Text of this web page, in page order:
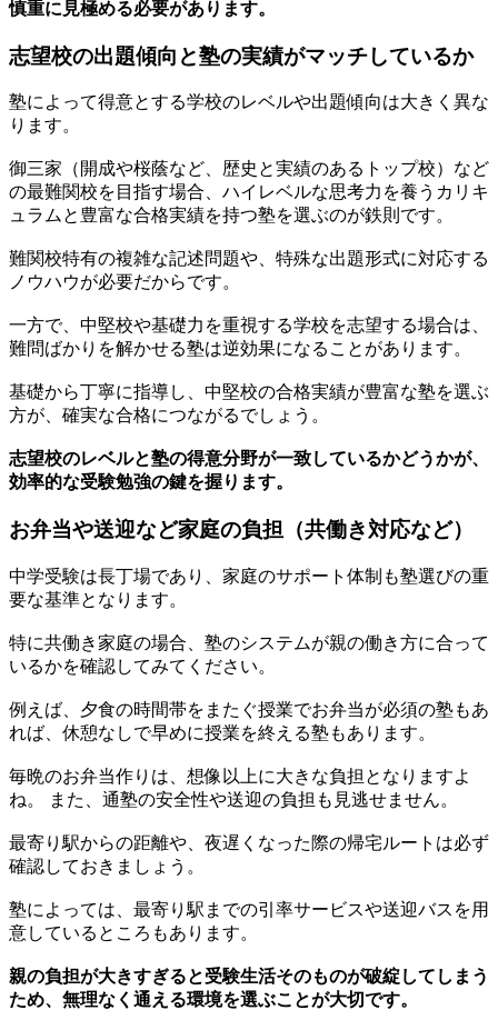
慎重に見極める必要があります。
志望校の出題傾向と塾の実績がマッチしているか
塾によって得意とする学校のレベルや出題傾向は大きく異な
ります。
御三家（開成や桜蔭など、歴史と実績のあるトップ校）など
の最難関校を目指す場合、ハイレベルな思考力を養うカリキ
ュラムと豊富な合格実績を持つ塾を選ぶのが鉄則です。
難関校特有の複雑な記述問題や、特殊な出題形式に対応する
ノウハウが必要だからです。
一方で、中堅校や基礎力を重視する学校を志望する場合は、
難問ばかりを解かせる塾は逆効果になることがあります。
基礎から丁寧に指導し、中堅校の合格実績が豊富な塾を選ぶ
方が、確実な合格につながるでしょう。
志望校のレベルと塾の得意分野が一致しているかどうかが、
効率的な受験勉強の鍵を握ります。
お弁当や送迎など家庭の負担（共働き対応など）
中学受験は長丁場であり、家庭のサポート体制も塾選びの重
要な基準となります。
特に共働き家庭の場合、塾のシステムが親の働き方に合って
いるかを確認してみてください。
例えば、夕食の時間帯をまたぐ授業でお弁当が必須の塾もあ
れば、休憩なしで早めに授業を終える塾もあります。
毎晩のお弁当作りは、想像以上に大きな負担となりますよ
ね。 また、通塾の安全性や送迎の負担も見逃せません。
最寄り駅からの距離や、夜遅くなった際の帰宅ルートは必ず
確認しておきましょう。
塾によっては、最寄り駅までの引率サービスや送迎バスを用
意しているところもあります。
親の負担が大きすぎると受験生活そのものが破綻してしまう
ため、無理なく通える環境を選ぶことが大切です。